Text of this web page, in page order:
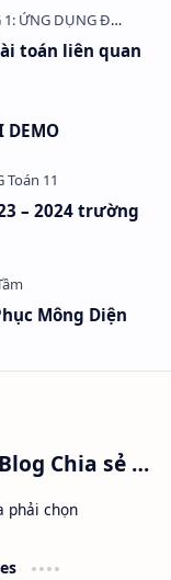
toán liên quan
DEMO
– 2024 trường
Mông Diện
Nguyễn Minh Phương - Blog Chia sẻ Kiến thức Chứng khoán & Tài liệu Toán học
phải chọn